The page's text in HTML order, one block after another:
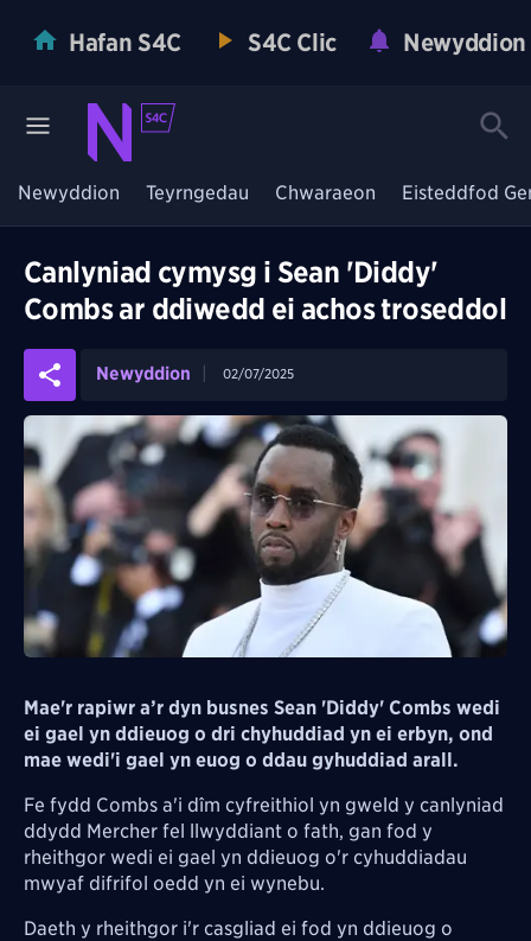
Hafan S4C S4C Clic Newyddion
Newyddion Teyrngedau Chwaraeon Eisteddfod
Canlyniad cymysg i Sean 'Diddy'
Combs ar ddiwedd ei achos troseddol
Newyddion 02/07/2025
Mae'r rapiwr a’r dyn busnes Sean 'Diddy' Combs wedi
ei gael yn ddieuog o dri chyhuddiad yn ei erbyn, ond
mae wedi'i gael yn euog o ddau gyhuddiad arall.
Fe fydd Combs a'i dîm cyfreithiol yn gweld y canlyniad
ddydd Mercher fel llwyddiant o fath, gan fod y
rheithgor wedi ei gael yn ddieuog o'r cyhuddiadau
mwyaf difrifol oedd yn ei wynebu.
Daeth y rheithgor i'r casgliad ei fod yn ddieuog o